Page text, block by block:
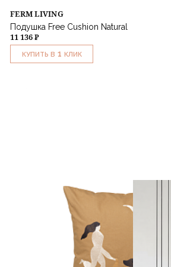
FERM LIVING
Подушка Free Cushion Natural
11 136 ₽
КУПИТЬ В 1 КЛИК